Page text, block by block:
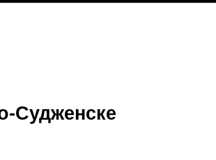
Судженске